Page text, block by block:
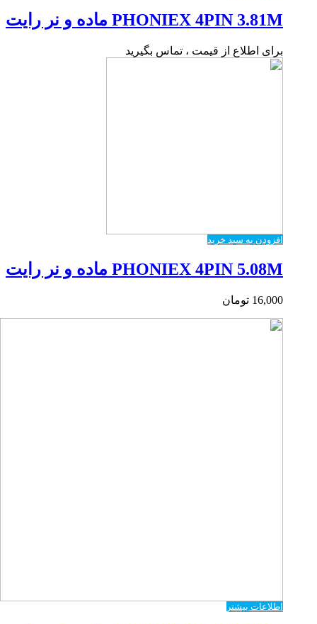
PHONIEX 4PIN 3.81M ماده و نر رایت
برای اطلاع از قیمت ، تماس بگیرید
افزودن به سبد خرید
PHONIEX 4PIN 5.08M ماده و نر رایت
16,000 تومان
اطلاعات بیشتر